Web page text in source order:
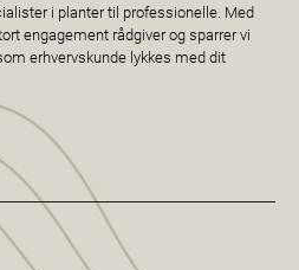
i planter til professionelle. Med
engagement rådgiver og sparrer vi
erhvervskunde lykkes med dit